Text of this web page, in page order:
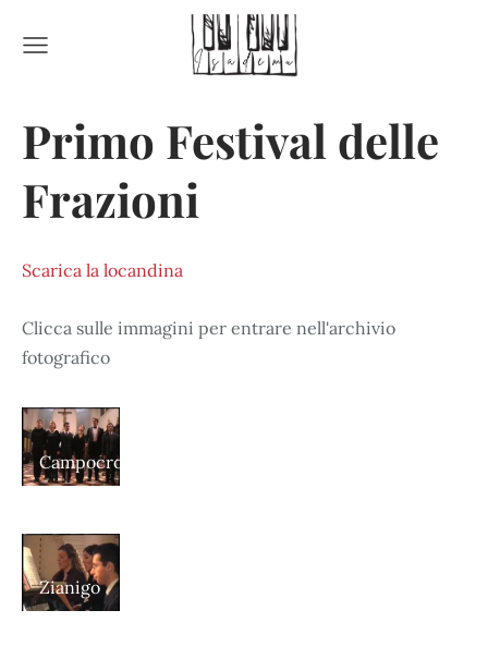
Primo Festival delle
Frazioni
Scarica la locandina
Clicca sulle immagini per entrare nell'archivio
fotografico
Campocroce
Zianigo